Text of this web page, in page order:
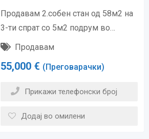
Продавам 2.собен стан од 58м2 на
3-ти спрат со 5м2 подрум во…
Продавам
55,000 € (Преговарачки)
Прикажи телефонски број
Додај во омилени